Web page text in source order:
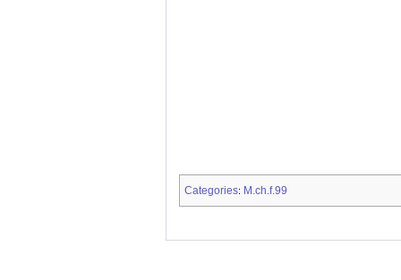
Categories: M.ch.f.99